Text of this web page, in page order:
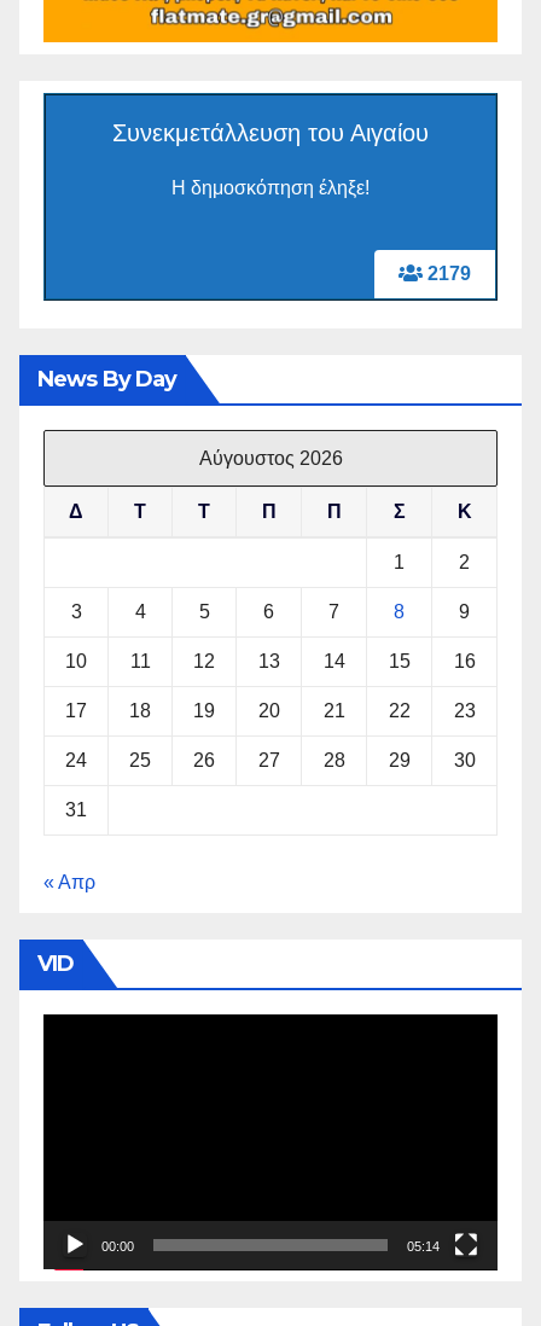
2179
Συνεκμετάλλευση του Αιγαίου
Η δημοσκόπηση έληξε!
News By Day
Αύγουστος 2026
Δ Τ Τ Π Π Σ Κ
1 2
3 4 5 6 7 8 9
10 11 12 13 14 15 16
17 18 19 20 21 22 23
24 25 26 27 28 29 30
31
« Απρ
VID
00:00 05:14